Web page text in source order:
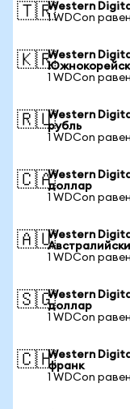
🇹🇷Western
1 WDCon равен
🇰🇷Western
1 WDCon
🇷🇺Western
рубль
1 WDCon
🇨🇦Western
доллар
1 WDCon
🇦🇺Western
1 WDCon
🇸🇬Western
доллар
1 WDCon
🇨🇭Western
франк
1 WDCon